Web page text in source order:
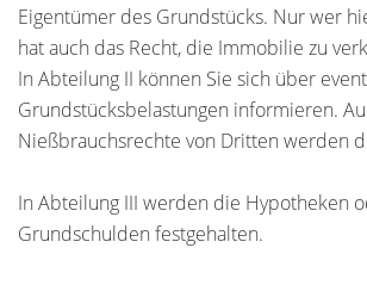
Eigentümer des Grundstücks. Nur wer
hat auch das Recht, die Immobilie zu
In Abteilung II können Sie sich über
Grundstücksbelastungen informieren.
Nießbrauchsrechte von Dritten werden
In Abteilung III werden die Hypotheken
Grundschulden festgehalten.